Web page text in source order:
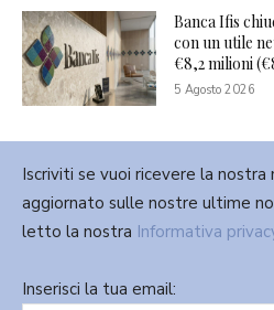
Banca Ifis
con un utile
€8,2 milioni
5 Agosto 2026
Iscriviti se vuoi ricevere la
aggiornato sulle nostre ultime
letto la nostra Informativa
Inserisci la tua email: